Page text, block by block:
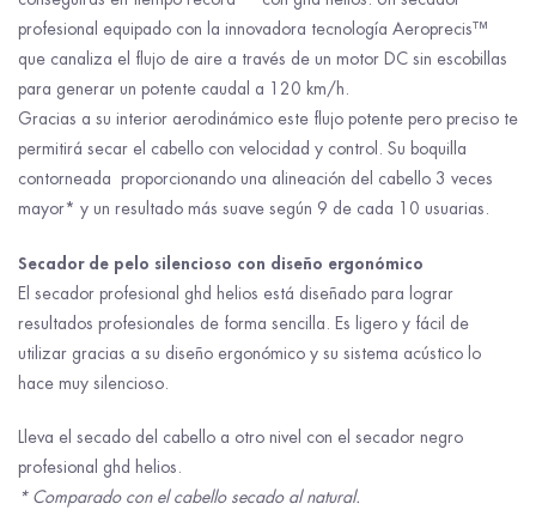
profesional equipado con la innovadora tecnología Aeroprecis™
que canaliza el flujo de aire a través de un motor DC sin escobillas
para generar un potente caudal a 120 km/h.
Gracias a su interior aerodinámico este flujo potente pero preciso te
permitirá secar el cabello con velocidad y control. Su boquilla
contorneada proporcionando una alineación del cabello 3 veces
mayor* y un resultado más suave según 9 de cada 10 usuarias.
Secador de pelo silencioso con diseño ergonómico
El secador profesional ghd helios está diseñado para lograr
resultados profesionales de forma sencilla. Es ligero y fácil de
utilizar gracias a su diseño ergonómico y su sistema acústico lo
hace muy silencioso.
Lleva el secado del cabello a otro nivel con el secador negro
profesional ghd helios.
* Comparado con el cabello secado al natural.